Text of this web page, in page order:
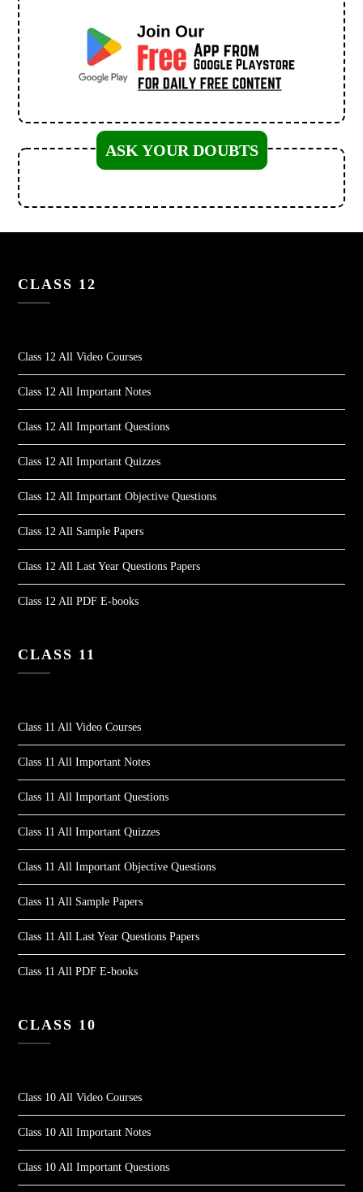
ASK YOUR DOUBTS
CLASS 12
Class 12 All Video Courses
Class 12 All Important Notes
Class 12 All Important Questions
Class 12 All Important Quizzes
Class 12 All Important Objective Questions
Class 12 All Sample Papers
Class 12 All Last Year Questions Papers
Class 12 All PDF E-books
CLASS 11
Class 11 All Video Courses
Class 11 All Important Notes
Class 11 All Important Questions
Class 11 All Important Quizzes
Class 11 All Important Objective Questions
Class 11 All Sample Papers
Class 11 All Last Year Questions Papers
Class 11 All PDF E-books
CLASS 10
Class 10 All Video Courses
Class 10 All Important Notes
Class 10 All Important Questions